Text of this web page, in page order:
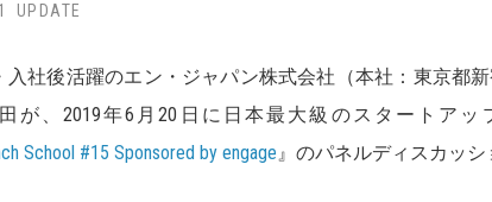
入社後活躍のエン・ジャパン株式会社（本社：東京都
が、2019年6月20日に日本最大級のスタートアッ
School #15 Sponsored by engage』のパネルディスカッシ